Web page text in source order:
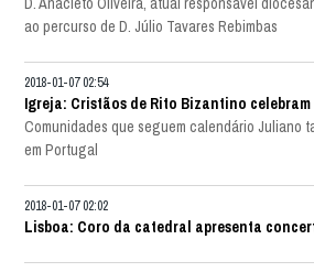
ao percurso de D. Júlio Tavares Rebimbas
2018-01-07 02:54
Igreja: Cristãos de Rito Bizantino
Comunidades que seguem calendário Juliano
em Portugal
2018-01-07 02:02
Lisboa: Coro da catedral apresenta